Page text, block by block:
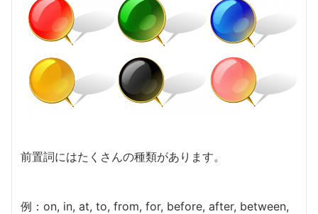
前置詞にはたくさんの種類があります。
例：on, in, at, to, from, for, before, after, between,